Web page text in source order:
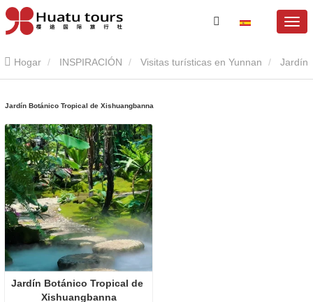
Hogar INSPIRACIÓN Visitas turísticas en Yunnan
Jardín Botánico Tropical de Xishuangbanna
Jardín Botánico Tropical de
Xishuangbanna